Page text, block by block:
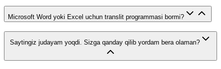
Microsoft Word yoki Excel uchun translit programmasi bormi?
Saytingiz judayam yoqdi. Sizga qanday qilib yordam bera olaman?